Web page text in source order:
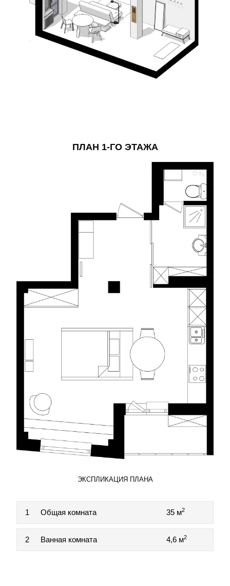
ПЛАН 1-ГО ЭТАЖА
ЭКСПЛИКАЦИЯ ПЛАНА
1 Общая комната 35 м2
2 Ванная комната 4,6 м2